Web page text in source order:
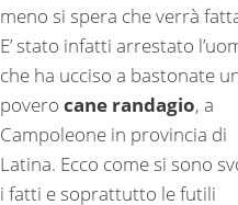
meno si spera che verrà
E’ stato infatti arrestato
che ha ucciso a bastonate
povero cane randagio, a
Campoleone in provincia di
Latina. Ecco come si sono
i fatti e soprattutto le futili